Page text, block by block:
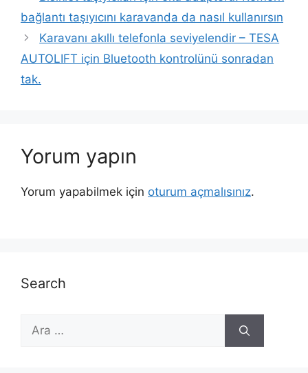
bağlantı taşıyıcını karavanda da nasıl kullanırsın
Karavanı akıllı telefonla seviyelendir – TESA
AUTOLIFT için Bluetooth kontrolünü sonradan
tak.
Yorum yapın
Yorum yapabilmek için oturum açmalısınız.
Search